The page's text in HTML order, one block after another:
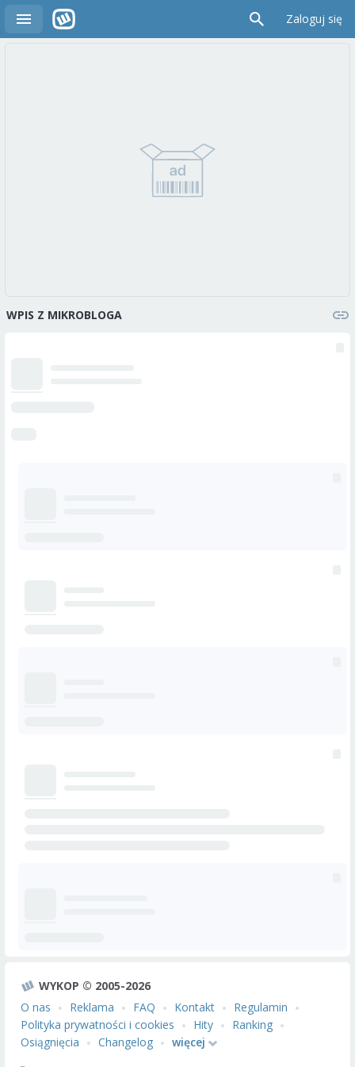
Zaloguj się
WPIS Z MIKROBLOGA
WYKOP © 2005-2026
O nas
Reklama FAQ Kontakt
Regulamin
Polityka prywatności i cookies
Hity
Ranking
Osiągnięcia
Changelog
więcej